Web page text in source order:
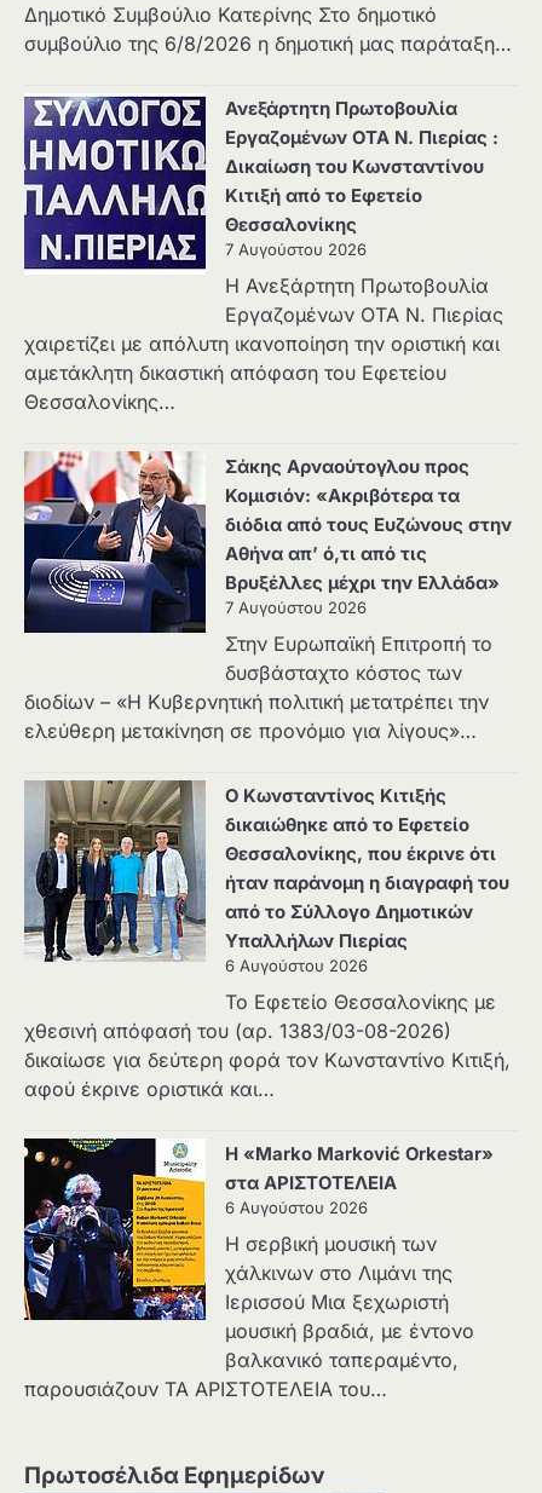
Δημοτικό Συμβούλιο Κατερίνης Στο δημοτικό
συμβούλιο της 6/8/2026 η δημοτική μας παράταξη…
Ανεξάρτητη Πρωτοβουλία
Εργαζομένων ΟΤΑ Ν. Πιερίας :
Δικαίωση του Κωνσταντίνου
Κιτιξή από το Εφετείο
Θεσσαλονίκης
7 Αυγούστου 2026
Η Ανεξάρτητη Πρωτοβουλία
Εργαζομένων ΟΤΑ Ν. Πιερίας
χαιρετίζει με απόλυτη ικανοποίηση την οριστική και
αμετάκλητη δικαστική απόφαση του Εφετείου
Θεσσαλονίκης…
Σάκης Αρναούτογλου προς
Κομισιόν: «Ακριβότερα τα
διόδια από τους Ευζώνους στην
Αθήνα απ’ ό,τι από τις
Βρυξέλλες μέχρι την Ελλάδα»
7 Αυγούστου 2026
Στην Ευρωπαϊκή Επιτροπή το
δυσβάσταχτο κόστος των
διοδίων – «Η Κυβερνητική πολιτική μετατρέπει την
ελεύθερη μετακίνηση σε προνόμιο για λίγους»…
Ο Κωνσταντίνος Κιτιξής
δικαιώθηκε από το Εφετείο
Θεσσαλονίκης, που έκρινε ότι
ήταν παράνομη η διαγραφή του
από το Σύλλογο Δημοτικών
Υπαλλήλων Πιερίας
6 Αυγούστου 2026
Το Εφετείο Θεσσαλονίκης με
χθεσινή απόφασή του (αρ. 1383/03-08-2026)
δικαίωσε για δεύτερη φορά τον Κωνσταντίνο Κιτιξή,
αφού έκρινε οριστικά και…
Η «Marko Marković Orkestar»
στα ΑΡΙΣΤΟΤΕΛΕΙΑ
6 Αυγούστου 2026
Η σερβική μουσική των
χάλκινων στο Λιμάνι της
Ιερισσού Μια ξεχωριστή
μουσική βραδιά, με έντονο
βαλκανικό ταπεραμέντο,
παρουσιάζουν ΤΑ ΑΡΙΣΤΟΤΕΛΕΙΑ του…
Πρωτοσέλιδα Εφημερίδων